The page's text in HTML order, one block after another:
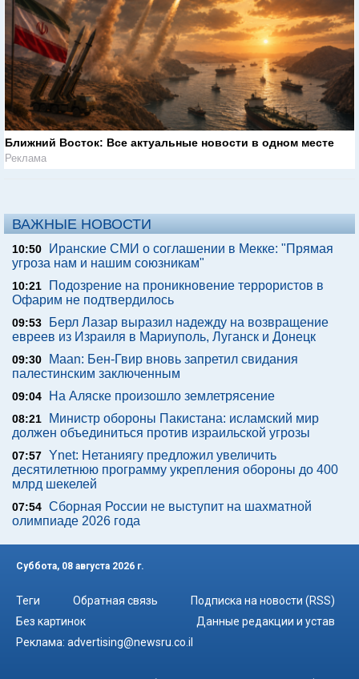
Ближний Восток: Все актуальные новости в одном месте
Реклама
ВАЖНЫЕ НОВОСТИ
10:50
Иранские СМИ о соглашении в Мекке: "Прямая
угроза нам и нашим союзникам"
10:21
Подозрение на проникновение террористов в
Офарим не подтвердилось
09:53
Берл Лазар выразил надежду на возвращение
евреев из Израиля в Мариуполь, Луганск и Донецк
09:30
Maan: Бен-Гвир вновь запретил свидания
палестинским заключенным
09:04 На Аляске произошло землетрясение
08:21
Министр обороны Пакистана: исламский мир
должен объединиться против израильской угрозы
07:57 Ynet: Нетаниягу предложил увеличить
десятилетнюю программу укрепления обороны до 400
млрд шекелей
07:54 Сборная России не выступит на шахматной
олимпиаде 2026 года
Суббота, 08 августа 2026 г.
Теги Обратная связь
Подписка на новости (RSS)
Без картинок
Данные редакции и устав
Реклама: advertising@newsru.co.il